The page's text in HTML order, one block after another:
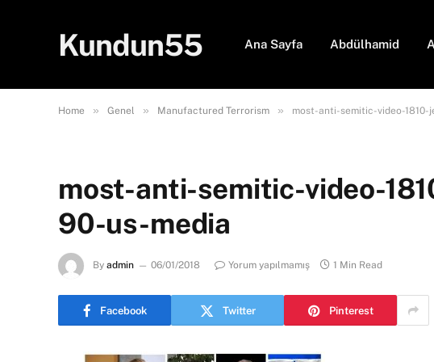
Kundun55 Ana Sayfa Abdülhamid
Home » Genel » Manufactured Terrorism » most-anti-semitic-video-
most-anti-semitic-video-
90-us-media
By admin 06/01/2018 Yorum yapılmamış 1 Min Read
Facebook Twitter Pinterest